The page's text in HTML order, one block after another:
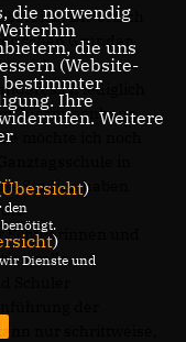
Die örtlich
Gründen
Im
sich lediglich
Zusammenhang
möchte ich noch
in
Studien haben
und
Kontrolle
Schüler
nur schrittweise,
die notwendig
die uns
(Website-
bestimmter
Ihre
Weitere
Übersicht)
den
)
Dienste und